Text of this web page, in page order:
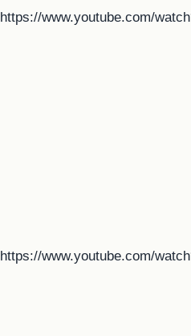
https://www.youtube.com/
https://www.youtube.com/